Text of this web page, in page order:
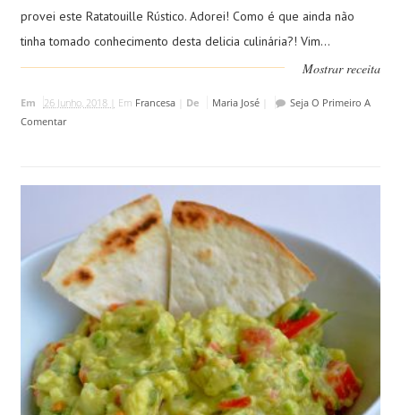
provei este Ratatouille Rústico. Adorei! Como é que ainda não
tinha tomado conhecimento desta delicia culinária?! Vim...
Mostrar receita
Em 26 Junho, 2018 | Em Francesa| De Maria José|
Seja O Primeiro A
Comentar